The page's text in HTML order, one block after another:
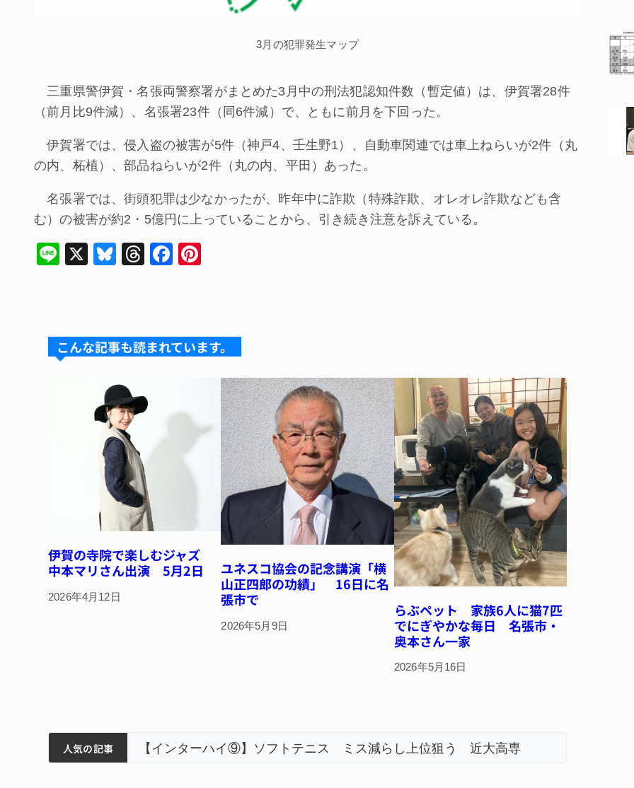
3月の犯罪発生マップ
三重県警伊賀・名張両警察署がまとめた3月中の刑法犯認知件数（暫定値）は、伊賀署28件
（前月比9件減）、名張署23件（同6件減）で、ともに前月を下回った。
伊賀署では、侵入盗の被害が5件（神戸4、壬生野1）、自動車関連では車上ねらいが2件（丸
の内、柘植）、部品ねらいが2件（丸の内、平田）あった。
名張署では、街頭犯罪は少なかったが、昨年中に詐欺（特殊詐欺、オレオレ詐欺なども含
む）の被害が約2・5億円に上っていることから、引き続き注意を訴えている。
Li
X
Bl
k
T
d
F
b
k
st
こんな記事も読まれています。
伊賀の寺院で楽しむジャズ
中本マリさん出演 5月2日
2026年4月12日
ユネスコ協会の記念講演「横
山正四郎の功績」 16日に名
張市で
2026年5月9日
らぶペット 家族6人に猫7匹
でにぎやかな毎日 名張市・
奥本さん一家
2026年5月16日
人気の記事
ィアで清掃 伊賀
3回目の派遣
上位狙う 近大高専 リレーで東海中学総体へ 伊賀・名張